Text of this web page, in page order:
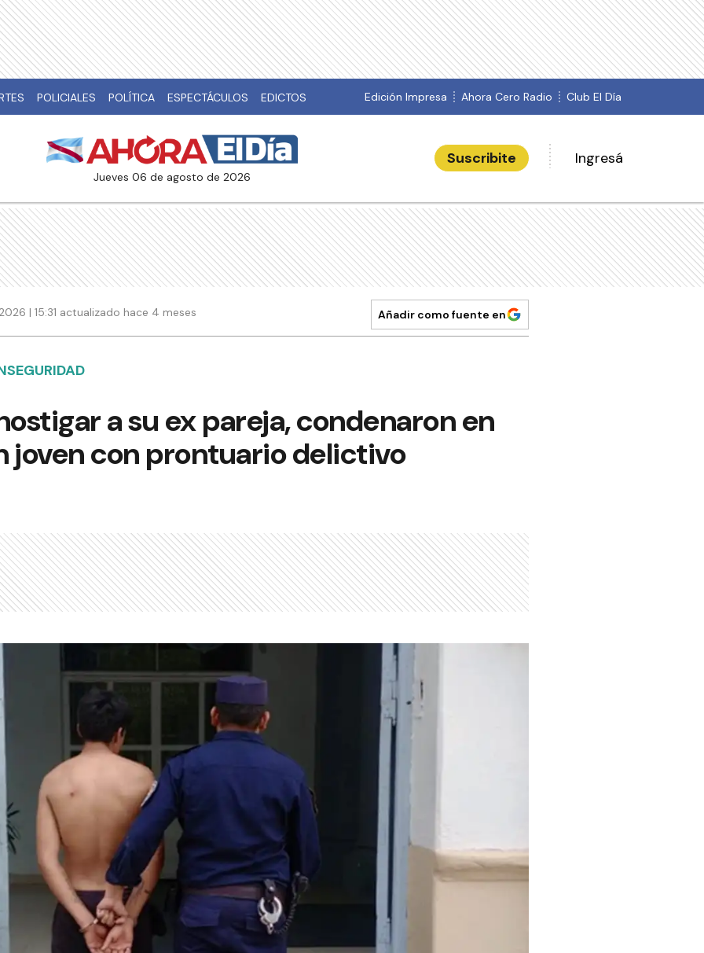
POLICIALES POLÍTICA ESPECTÁCULOS EDICTOS Edición Impresa Ahora Cero Radio Club El Día
jueves 06 de agosto de 2026
Suscribite Ingresá
| 15:31 actualizado hace 4 meses Añadir como fuente en
a su ex pareja, condenaron en
joven con prontuario delictivo